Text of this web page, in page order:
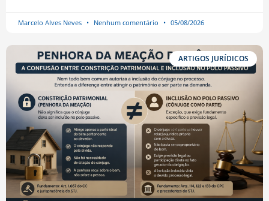
Marcelo Alves Neves Nenhum comentário 05/08/2026
ARTIGOS JURÍDICOS